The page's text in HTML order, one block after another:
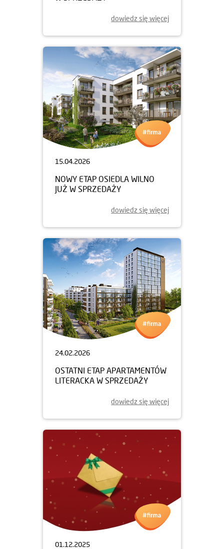
dowiedz się więcej
15.04.2026
NOWY ETAP OSIEDLA WILNO
JUŻ W SPRZEDAŻY
dowiedz się więcej
24.02.2026
OSTATNI ETAP APARTAMENTÓW
LITERACKA W SPRZEDAŻY
dowiedz się więcej
01.12.2025